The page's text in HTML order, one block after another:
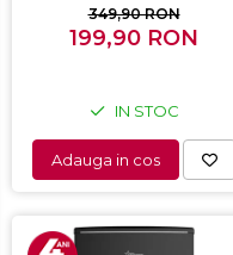
80 - 200 °C, 8 programe
predefinite, Negru
349,90 RON
199,90 RON
IN STOC
Adauga in cos